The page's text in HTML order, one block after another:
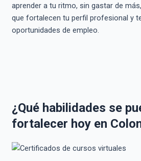
aprender a tu ritmo, sin gastar de
que fortalecen tu perfil profesional y
oportunidades de empleo.
¿Qué habilidades se
fortalecer hoy en